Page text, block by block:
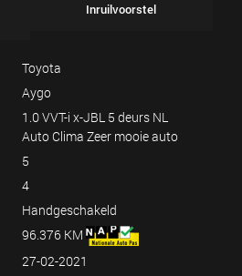
Inruilvoorstel
Toyota
Aygo
1.0 VVT-i x-JBL 5 deurs NL
Auto Clima Zeer mooie auto
5
4
Handgeschakeld
96.376 KM
27-02-2021